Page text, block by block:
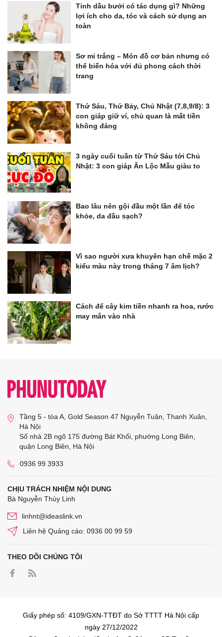
Tinh dầu bưởi có tác dụng gì? Những
lợi ích cho da, tóc và cách sử dụng an
toàn
Sơ mi trắng – Món đồ cơ bản nhưng có
thể biến hóa với đủ phong cách thời
trang
Thứ Sáu, Thứ Bảy, Chủ Nhật (7,8,9/8): 3
con giáp giữ ví, chủ quan là mất tiền
không đáng
3 ngày cuối tuần từ Thứ Sáu tới Chủ
Nhật: 3 con giáp Ăn Lộc Mẫu giàu to
Bao lâu nên gội đầu một lần để tóc
khỏe, da đầu sạch?
Vì sao người xưa khuyên hạn chế mặc 2
kiểu màu này trong tháng 7 âm lịch?
Cách để cây kim tiền nhanh ra hoa, rước
may mắn vào nhà
Tầng 5 - tòa A, Gold Season 47 Nguyễn Tuân, Thanh Xuân,
Hà Nội
Số nhà 2B ngõ 175 đường Bát Khối, phường Long Biên,
quận Long Biên, Hà Nội
0936 99 3933
CHỊU TRÁCH NHIỆM NỘI DUNG
Bà Nguyễn Thùy Linh
linhnt@ideaslink.vn
Liên hệ Quảng cáo: 0936 00 99 59
THEO DÕI CHÚNG TÔI
Giấy phép số: 4109/GXN-TTĐT do Sở TTTT Hà Nội cấp
ngày 27/12/2022